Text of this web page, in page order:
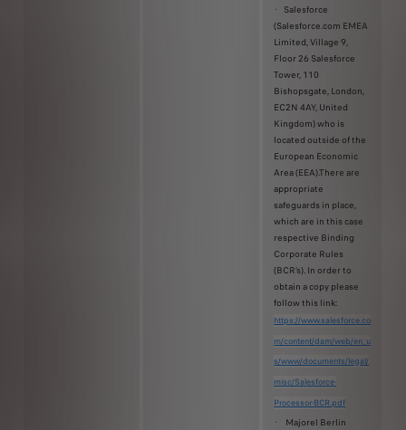
· Salesforce
(Salesforce.com EMEA
Limited, Village 9,
Floor 26 Salesforce
Tower, 110
Bishopsgate, London,
EC2N 4AY, United
Kingdom) who is
located outside of the
European Economic
Area (EEA).There are
appropriate
safeguards in place,
which are in this case
respective Binding
Corporate Rules
(BCR’s). In order to
obtain a copy please
follow this link:
https://www.salesforce.co
m/content/dam/web/en_u
s/www/documents/legal/
misc/Salesforce-
Processor-BCR.pdf
· Majorel Berlin